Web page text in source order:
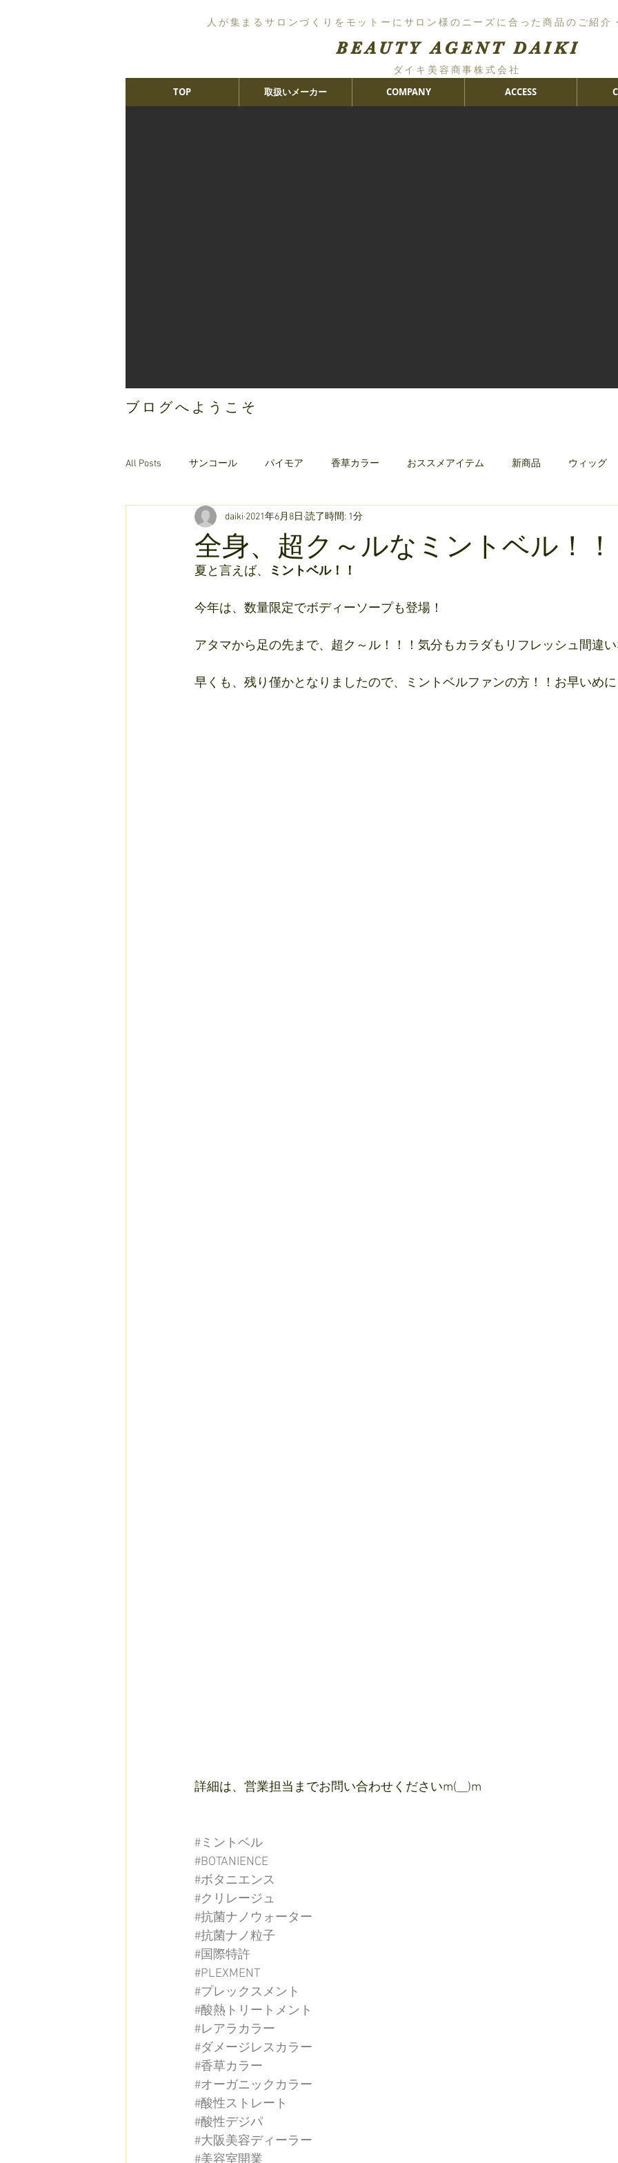
人が集まるサロンづくりをモットーにサロン様のニーズに合った商品のご紹介
BEAUTY AGENT DAIKI
TOP 取扱いメーカー COMPANY ACCESS
ダイキ美容商事株式会社
ブログへようこそ
All Posts サンコール パイモア 香草カラー おススメアイテム 新商品 ウィッグ
オリジナルヘアケア クリレージュ
全身、超ク～ルなミントベル！！
daiki 2021年6月8日 読了時間: 1分
夏と言えば、 ミントベル！！
今年は、数量限定でボディーソープも登場！
アタマから足の先まで、超ク～ル！！！気分もカラダもリフレッシュ間違
早くも、残り僅かとなりましたので、ミントベルファンの方！！お早いめ
詳細は、営業担当までお問い合わせくださいm(__)m
#ミントベル
#BOTANIENCE
#ボタニエンス
#クリレージュ
#抗菌ナノウォーター
#抗菌ナノ粒子
#国際特許
#PLEXMENT
#プレックスメント
#酸熱トリートメント
#レアラカラー
#ダメージレスカラー
#香草カラー
#オーガニックカラー
#酸性ストレート
#酸性デジパ
#大阪美容ディーラー
#美容室開業